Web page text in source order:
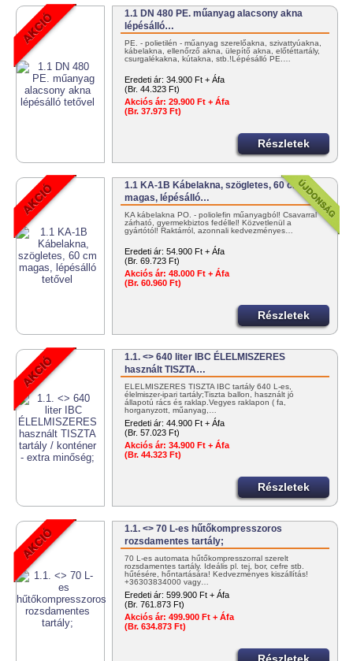
1.1 DN 480 PE. műanyag alacsony akna
lépésálló…
PE. - polietilén - műanyag szerelőakna, szivattyúakna,
kábelakna, ellenőrző akna, ülepítő akna, előtéttartály,
csurgalékakna, kútakna, stb.!Lépésálló PE.…
Eredeti ár: 34.900 Ft + Áfa
(Br. 44.323 Ft)
Akciós ár: 29.900 Ft + Áfa
(Br. 37.973 Ft)
Részletek
1.1 KA-1B Kábelakna, szögletes, 60 cm
magas, lépésálló…
KA kábelakna PO. - poliolefin műanyagból! Csavarral
zárható, gyermekbiztos fedéllel! Közvetlenül a
gyártótól! Raktárról, azonnali kedvezményes…
Eredeti ár: 54.900 Ft + Áfa
(Br. 69.723 Ft)
Akciós ár: 48.000 Ft + Áfa
(Br. 60.960 Ft)
Részletek
1.1. <> 640 liter IBC ÉLELMISZERES
használt TISZTA…
ÉLELMISZERES TISZTA IBC tartály 640 L-es,
élelmiszer-ipari tartály;Tiszta ballon, használt jó
állapotú rács és raklap.Vegyes raklapon ( fa,
horganyzott, műanyag,…
Eredeti ár: 44.900 Ft + Áfa
(Br. 57.023 Ft)
Akciós ár: 34.900 Ft + Áfa
(Br. 44.323 Ft)
Részletek
1.1. <> 70 L-es hűtőkompresszoros
rozsdamentes tartály;
70 L-es automata hűtőkompresszorral szerelt
rozsdamentes tartály. Ideális pl. tej, bor, cefre stb.
hűtésére, hőntartására! Kedvezményes kiszállítás!
+36303834000 vagy…
Eredeti ár: 599.900 Ft + Áfa
(Br. 761.873 Ft)
Akciós ár: 499.900 Ft + Áfa
(Br. 634.873 Ft)